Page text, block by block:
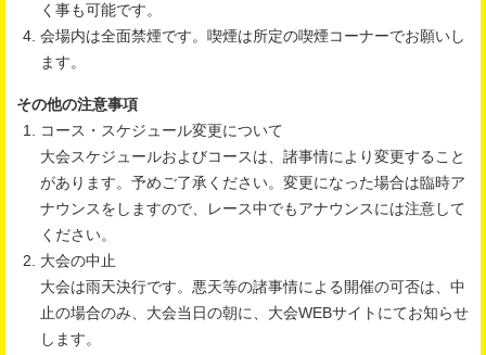
く事も可能です。
会場内は全面禁煙です。喫煙は所定の喫煙コーナーでお願いし
ます。
その他の注意事項
コース・スケジュール変更について
大会スケジュールおよびコースは、諸事情により変更すること
があります。予めご了承ください。変更になった場合は臨時ア
ナウンスをしますので、レース中でもアナウンスには注意して
ください。
大会の中止
大会は雨天決行です。悪天等の諸事情による開催の可否は、中
止の場合のみ、大会当日の朝に、大会WEBサイトにてお知らせ
します。